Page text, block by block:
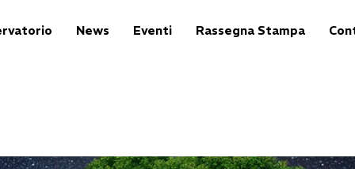
News Eventi Rassegna Stampa